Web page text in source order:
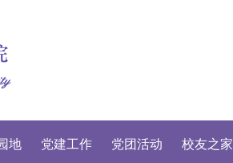
地 党建工作 党团活动 校友之家